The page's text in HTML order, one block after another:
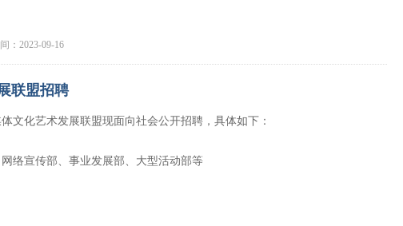
名通道：http://www.zgmylmw.com/bm.html
：2023-09-16
联盟招聘
文化艺术发展联盟现面向社会公开招聘，具体如下：
络宣传部、事业发展部、大型活动部等